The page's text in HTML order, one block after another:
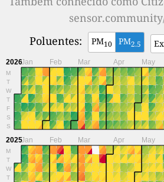
Poluentes:
PM10 PM2.5
2026
M
T
W
T
F
S
S
Jan Feb Mar Apr May
2025
M
T
W
T
Jan Feb Mar Apr May